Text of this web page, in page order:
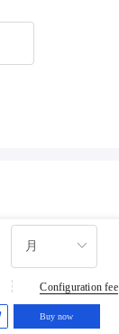
Configuration fee
Buy now